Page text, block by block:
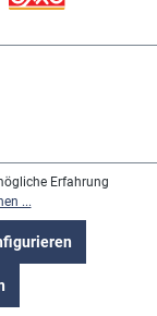
Erfahrung
...